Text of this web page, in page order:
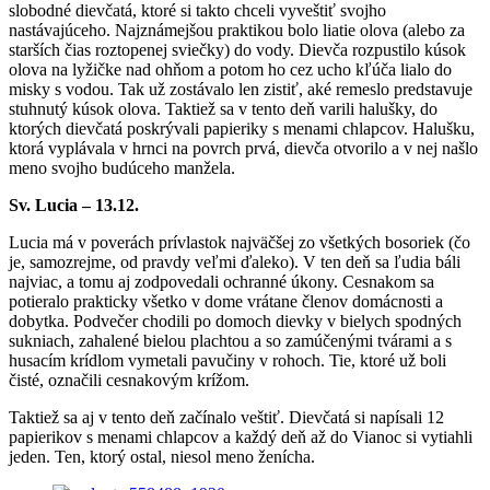
slobodné dievčatá, ktoré si takto chceli vyveštiť svojho
nastávajúceho. Najznámejšou praktikou bolo liatie olova (alebo za
starších čias roztopenej sviečky) do vody. Dievča rozpustilo kúsok
olova na lyžičke nad ohňom a potom ho cez ucho kľúča lialo do
misky s vodou. Tak už zostávalo len zistiť, aké remeslo predstavuje
stuhnutý kúsok olova. Taktiež sa v tento deň varili halušky, do
ktorých dievčatá poskrývali papieriky s menami chlapcov. Halušku,
ktorá vyplávala v hrnci na povrch prvá, dievča otvorilo a v nej našlo
meno svojho budúceho manžela.
Sv. Lucia – 13.12.
Lucia má v poverách prívlastok najväčšej zo všetkých bosoriek (čo
je, samozrejme, od pravdy veľmi ďaleko). V ten deň sa ľudia báli
najviac, a tomu aj zodpovedali ochranné úkony. Cesnakom sa
potieralo prakticky všetko v dome vrátane členov domácnosti a
dobytka. Podvečer chodili po domoch dievky v bielych spodných
sukniach, zahalené bielou plachtou a so zamúčenými tvárami a s
husacím krídlom vymetali pavučiny v rohoch. Tie, ktoré už boli
čisté, označili cesnakovým krížom.
Taktiež sa aj v tento deň začínalo veštiť. Dievčatá si napísali 12
papierikov s menami chlapcov a každý deň až do Vianoc si vytiahli
jeden. Ten, ktorý ostal, niesol meno ženícha.